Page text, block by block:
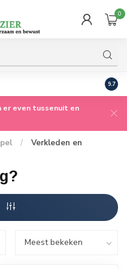
0
9.7
er even tussenuit en
/
Verkleden en